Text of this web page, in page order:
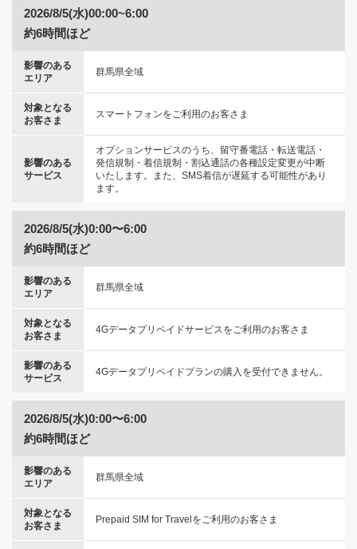
2026/8/5(水)00:00~6:00
約6時間ほど
影響のある
エリア
群馬県全域
対象となる
お客さま
スマートフォンをご利用のお客さま
影響のある
サービス
オプションサービスのうち、留守番電話・転送電話・
発信規制・着信規制・割込通話の各種設定変更が中断
いたします。また、SMS着信が遅延する可能性があり
ます。
2026/8/5(水)0:00〜6:00
約6時間ほど
影響のある
エリア
群馬県全域
対象となる
お客さま
4Gデータプリペイドサービスをご利用のお客さま
影響のある
サービス
4Gデータプリペイドプランの購入を受付できません。
2026/8/5(水)0:00〜6:00
約6時間ほど
影響のある
エリア
群馬県全域
対象となる
お客さま
Prepaid SIM for Travelをご利用のお客さま